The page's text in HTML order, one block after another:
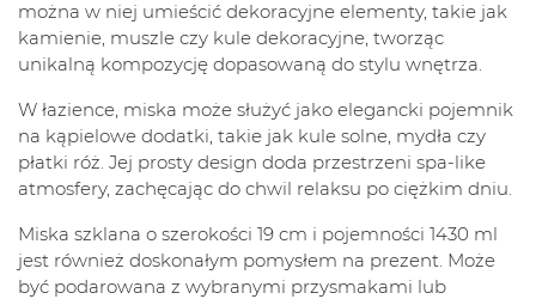
można w niej umieścić dekoracyjne elementy, takie jak
kamienie, muszle czy kule dekoracyjne, tworząc
unikalną kompozycję dopasowaną do stylu wnętrza.
W łazience, miska może służyć jako elegancki pojemnik
na kąpielowe dodatki, takie jak kule solne, mydła czy
płatki róż. Jej prosty design doda przestrzeni spa-like
atmosfery, zachęcając do chwil relaksu po ciężkim dniu.
Miska szklana o szerokości 19 cm i pojemności 1430 ml
jest również doskonałym pomysłem na prezent. Może
być podarowana z wybranymi przysmakami lub